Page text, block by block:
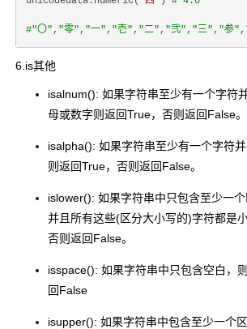
#"〇","零","一","壱","二","弐","三","参
6.is其他
isalnum(): 如果字符串至少有一个字符
母或数字则返回True，否则返回False。
isalpha(): 如果字符串至少有一个字符
则返回True，否则返回False。
islower(): 如果字符串中只包含至少一个
并且所有这些(区分大小写的)字符都是
否则返回False。
isspace(): 如果字符串中只包含空白，
回False
isupper(): 如果字符串中包含至少一个